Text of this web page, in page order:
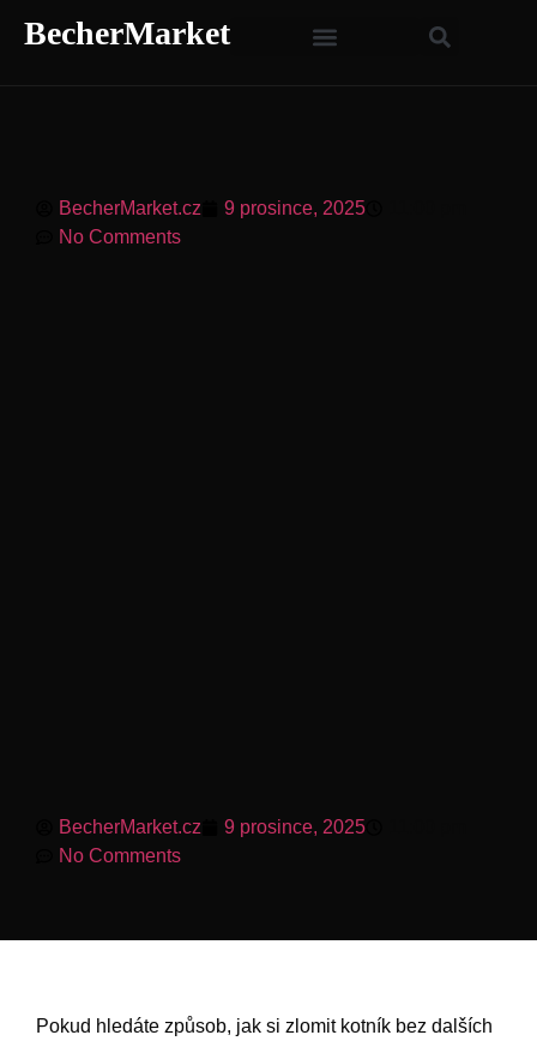
BecherMarket
BecherMarket.cz 9 prosince, 2025
No Comments
BecherMarket.cz 9 prosince, 2025
No Comments
Pokud hledáte způsob, jak si zlomit kotník bez dalších